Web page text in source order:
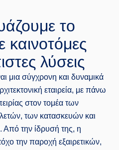
το
καινοτόμες
λύσεις
μια σύγχρονη και δυναμικά
εταιρεία, με πάνω
στον τομέα των
των κατασκευών και
Από την ίδρυσή της, η
την παροχή εξαιρετικών,